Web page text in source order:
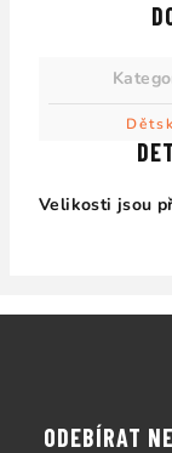
Velikosti jsou
ODEBÍRAT